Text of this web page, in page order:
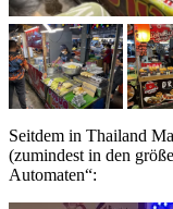
Seitdem in Thailand
(zumindest in den
Automaten“: